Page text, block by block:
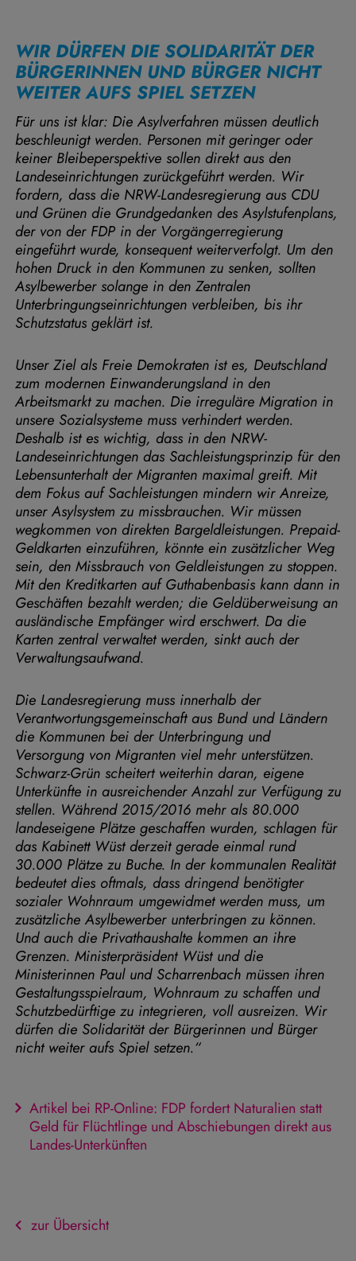
WIR DÜRFEN DIE SOLIDARITÄT DER
BÜRGERINNEN UND BÜRGER NICHT
WEITER AUFS SPIEL SETZEN
Für uns ist klar: Die Asylverfahren müssen deutlich
beschleunigt werden. Personen mit geringer oder
keiner Bleibeperspektive sollen direkt aus den
Landeseinrichtungen zurückgeführt werden. Wir
fordern, dass die NRW-Landesregierung aus CDU
und Grünen die Grundgedanken des Asylstufenplans,
der von der FDP in der Vorgängerregierung
eingeführt wurde, konsequent weiterverfolgt. Um den
hohen Druck in den Kommunen zu senken, sollten
Asylbewerber solange in den Zentralen
Unterbringungseinrichtungen verbleiben, bis ihr
Schutzstatus geklärt ist.
Unser Ziel als Freie Demokraten ist es, Deutschland
zum modernen Einwanderungsland in den
Arbeitsmarkt zu machen. Die irreguläre Migration in
unsere Sozialsysteme muss verhindert werden.
Deshalb ist es wichtig, dass in den NRW-
Landeseinrichtungen das Sachleistungsprinzip für den
Lebensunterhalt der Migranten maximal greift. Mit
dem Fokus auf Sachleistungen mindern wir Anreize,
unser Asylsystem zu missbrauchen. Wir müssen
wegkommen von direkten Bargeldleistungen. Prepaid-
Geldkarten einzuführen, könnte ein zusätzlicher Weg
sein, den Missbrauch von Geldleistungen zu stoppen.
Mit den Kreditkarten auf Guthabenbasis kann dann in
Geschäften bezahlt werden; die Geldüberweisung an
ausländische Empfänger wird erschwert. Da die
Karten zentral verwaltet werden, sinkt auch der
Verwaltungsaufwand.
Die Landesregierung muss innerhalb der
Verantwortungsgemeinschaft aus Bund und Ländern
die Kommunen bei der Unterbringung und
Versorgung von Migranten viel mehr unterstützen.
Schwarz-Grün scheitert weiterhin daran, eigene
Unterkünfte in ausreichender Anzahl zur Verfügung zu
stellen. Während 2015/2016 mehr als 80.000
landeseigene Plätze geschaffen wurden, schlagen für
das Kabinett Wüst derzeit gerade einmal rund
30.000 Plätze zu Buche. In der kommunalen Realität
bedeutet dies oftmals, dass dringend benötigter
sozialer Wohnraum umgewidmet werden muss, um
zusätzliche Asylbewerber unterbringen zu können.
Und auch die Privathaushalte kommen an ihre
Grenzen. Ministerpräsident Wüst und die
Ministerinnen Paul und Scharrenbach müssen ihren
Gestaltungsspielraum, Wohnraum zu schaffen und
Schutzbedürftige zu integrieren, voll ausreizen. Wir
dürfen die Solidarität der Bürgerinnen und Bürger
nicht weiter aufs Spiel setzen.“
Artikel bei RP-Online: FDP fordert Naturalien statt
Geld für Flüchtlinge und Abschiebungen direkt aus
Landes-Unterkünften
zur Übersicht